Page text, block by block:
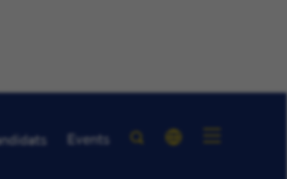
Events